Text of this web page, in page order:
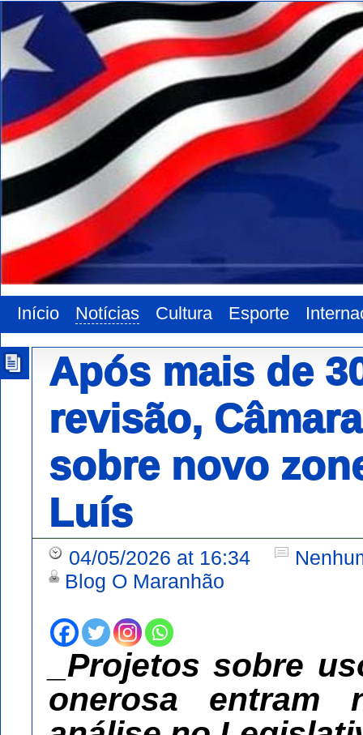
Início Notícias Cultura Esporte
Após mais de
revisão,
sobre novo
Luís
04/05/2026 at 16:34
Blog O Maranhão
_Projetos sobre
onerosa